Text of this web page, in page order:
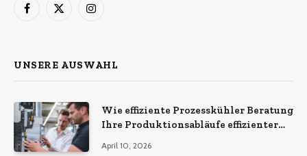
Facebook
X
Instagram
UNSERE AUSWAHL
Wie effiziente Prozesskühler Beratung
Ihre Produktionsabläufe effizienter
April 10, 2026